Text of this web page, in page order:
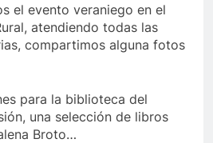
el evento veraniego en el
atendiendo todas las
compartimos alguna fotos
para la biblioteca del
una selección de libros
Broto…